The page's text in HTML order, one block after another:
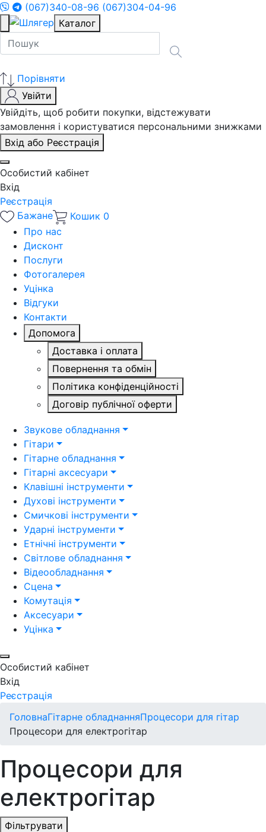
(067)340-08-96 (067)304-04-96
Каталог
Порівняти
Увійти
Увійдіть, щоб робити покупки, відстежувати
замовлення і користуватися персональними знижками
Вхід або Реєстрація
Особистий кабінет
Вхід
Реєстрація
Бажане
Кошик 0
Про нас
Дисконт
Послуги
Фотогалерея
Уцінка
Відгуки
Контакти
Допомога
Доставка і оплата
Повернення та обмін
Політика конфіденційності
Договір публічної оферти
Звукове обладнання
Гітари
Гітарне обладнання
Гітарні аксесуари
Клавішні інструменти
Духові інструменти
Смичкові інструменти
Ударні інструменти
Етнічні інструменти
Світлове обладнання
Відеообладнання
Сцена
Комутація
Аксесуари
Уцінка
Особистий кабінет
Вхід
Реєстрація
ГоловнаГітарне обладнанняПроцесори для гітар
Процесори для електрогітар
Процесори для
електрогітар
Фільтрувати